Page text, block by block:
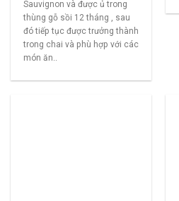
Sauvignon và được ủ trong
thùng gỗ sồi 12 tháng , sau
đó tiếp tục được trưởng thành
trong chai và phù hợp với các
món ăn..